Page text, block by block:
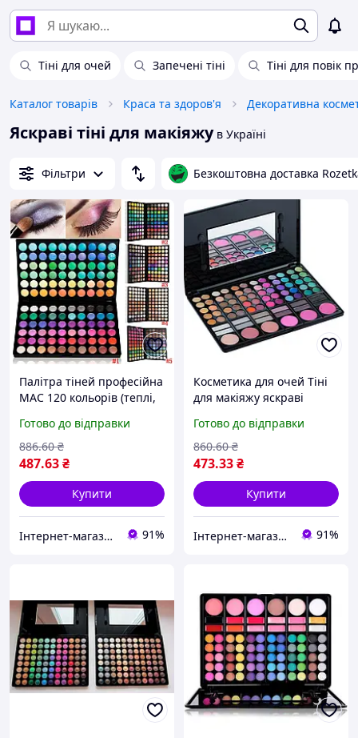
Тіні для очей Запечені тіні Тіні для повік
Каталог товарів Краса та здоров'я Декоративна
Яскраві тіні для макіяжув Україні
Фільтри Безкоштовна доставка
Палітра тіней професійна
МАС 120 кольорів (теплі,
відтінки)
Готово до відправки
487.63₴
886.60 ₴
Купити
Інтернет-магазин Allegoriya 91%
Косметика для очей Тіні
для макіяжу яскраві
78 кольорів №2 Cosmetics
Готово до відправки
473.33₴
860.60 ₴
Купити
Інтернет-магазин Allegoriya 91%